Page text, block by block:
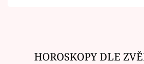
HOROSKOPY DLE